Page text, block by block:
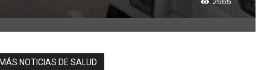
MÁS NOTICIAS DE SALUD